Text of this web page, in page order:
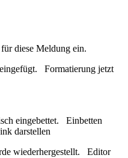
diese Meldung ein.
Formatierung jetzt
eingebettet. Einbetten
darstellen
wiederhergestellt. Editor